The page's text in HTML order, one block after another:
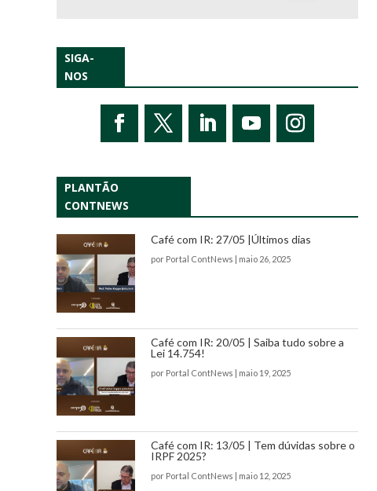
SIGA-
NOS
PLANTÃO
CONTNEWS
Café com IR: 27/05 |Últimos dias
por Portal ContNews | maio 26, 2025
Café com IR: 20/05 | Saiba tudo sobre a
Lei 14.754!
por Portal ContNews | maio 19, 2025
Café com IR: 13/05 | Tem dúvidas sobre o
IRPF 2025?
por Portal ContNews | maio 12, 2025